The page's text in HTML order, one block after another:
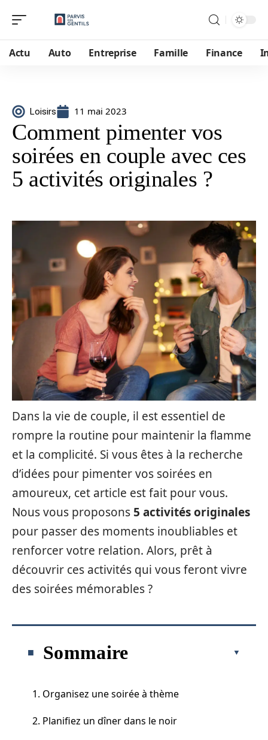
Actu Auto Entreprise Famille Finance
Loisirs 11 mai 2023
Comment pimenter vos
soirées en couple avec ces
5 activités originales ?
Dans la vie de couple, il est essentiel de
rompre la routine pour maintenir la flamme
et la complicité. Si vous êtes à la recherche
d’idées pour pimenter vos soirées en
amoureux, cet article est fait pour vous.
Nous vous proposons 5 activités originales
pour passer des moments inoubliables et
renforcer votre relation. Alors, prêt à
découvrir ces activités qui vous feront vivre
des soirées mémorables ?
Sommaire
1. Organisez une soirée à thème
2. Planifiez un dîner dans le noir